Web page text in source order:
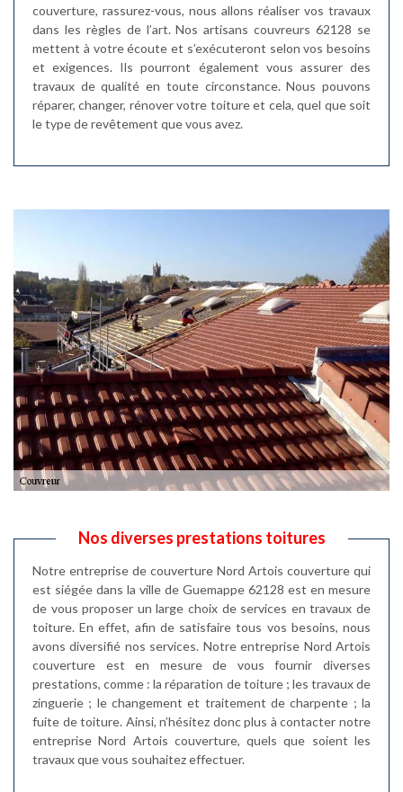
couverture, rassurez-vous, nous allons réaliser vos travaux
dans les règles de l’art. Nos artisans couvreurs 62128 se
mettent à votre écoute et s’exécuteront selon vos besoins
et exigences. Ils pourront également vous assurer des
travaux de qualité en toute circonstance. Nous pouvons
réparer, changer, rénover votre toiture et cela, quel que soit
le type de revêtement que vous avez.
Nos diverses prestations toitures
Notre entreprise de couverture Nord Artois couverture qui
est siégée dans la ville de Guemappe 62128 est en mesure
de vous proposer un large choix de services en travaux de
toiture. En effet, afin de satisfaire tous vos besoins, nous
avons diversifié nos services. Notre entreprise Nord Artois
couverture est en mesure de vous fournir diverses
prestations, comme : la réparation de toiture ; les travaux de
zinguerie ; le changement et traitement de charpente ; la
fuite de toiture. Ainsi, n’hésitez donc plus à contacter notre
entreprise Nord Artois couverture, quels que soient les
travaux que vous souhaitez effectuer.